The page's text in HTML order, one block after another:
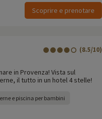
Scoprire e prenotare
(8.5/10)
in Provenza! Vista sul
il tutto in un hotel 4 stelle!
e piscina per bambini